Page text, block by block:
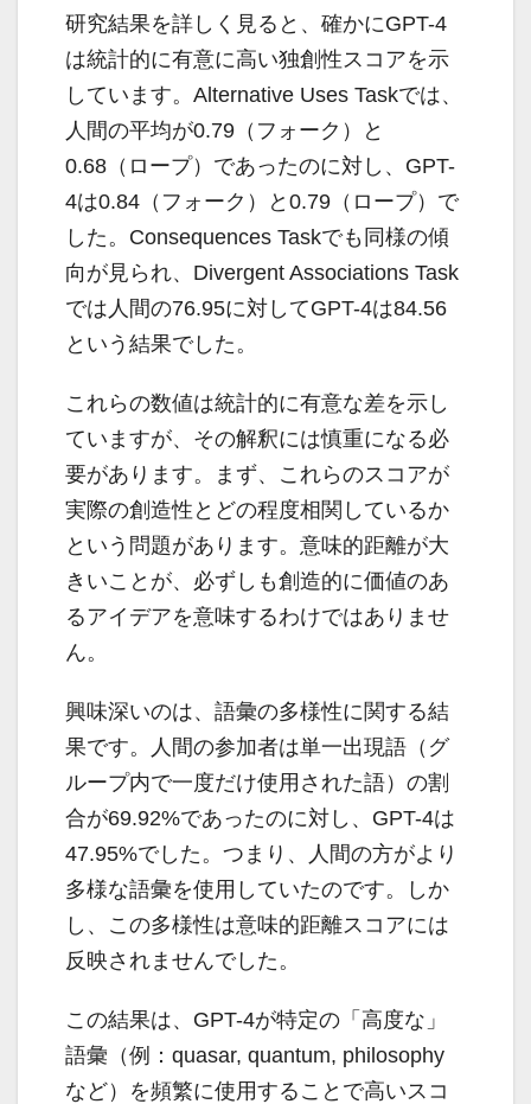
研究結果を詳しく見ると、確かにGPT-4
は統計的に有意に高い独創性スコアを示
しています。Alternative Uses Taskでは、
人間の平均が0.79（フォーク）と
0.68（ロープ）であったのに対し、GPT-
4は0.84（フォーク）と0.79（ロープ）で
した。Consequences Taskでも同様の傾
向が見られ、Divergent Associations Task
では人間の76.95に対してGPT-4は84.56
という結果でした。
これらの数値は統計的に有意な差を示し
ていますが、その解釈には慎重になる必
要があります。まず、これらのスコアが
実際の創造性とどの程度相関しているか
という問題があります。意味的距離が大
きいことが、必ずしも創造的に価値のあ
るアイデアを意味するわけではありませ
ん。
興味深いのは、語彙の多様性に関する結
果です。人間の参加者は単一出現語（グ
ループ内で一度だけ使用された語）の割
合が69.92%であったのに対し、GPT-4は
47.95%でした。つまり、人間の方がより
多様な語彙を使用していたのです。しか
し、この多様性は意味的距離スコアには
反映されませんでした。
この結果は、GPT-4が特定の「高度な」
語彙（例：quasar, quantum, philosophy
など）を頻繁に使用することで高いスコ